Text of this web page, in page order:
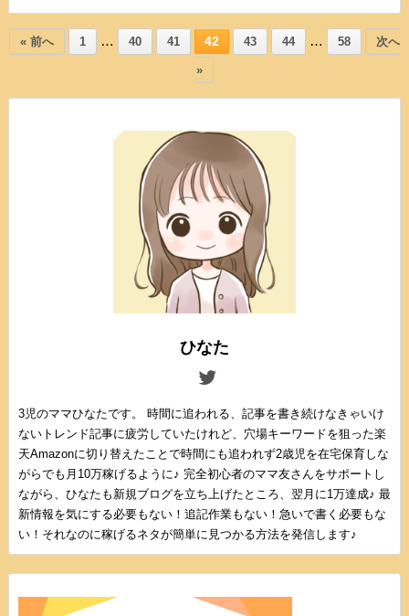
« 前へ 1 … 40 41 42 43 44 … 58 次へ
»
ひなた
3児のママひなたです。 時間に追われる、記事を書き続けなきゃいけ
ないトレンド記事に疲労していたけれど、穴場キーワードを狙った楽
天Amazonに切り替えたことで時間にも追われず2歳児を在宅保育しな
がらでも月10万稼げるように♪ 完全初心者のママ友さんをサポートし
ながら、ひなたも新規ブログを立ち上げたところ、翌月に1万達成♪ 最
新情報を気にする必要もない！追記作業もない！急いで書く必要もな
い！それなのに稼げるネタが簡単に見つかる方法を発信します♪